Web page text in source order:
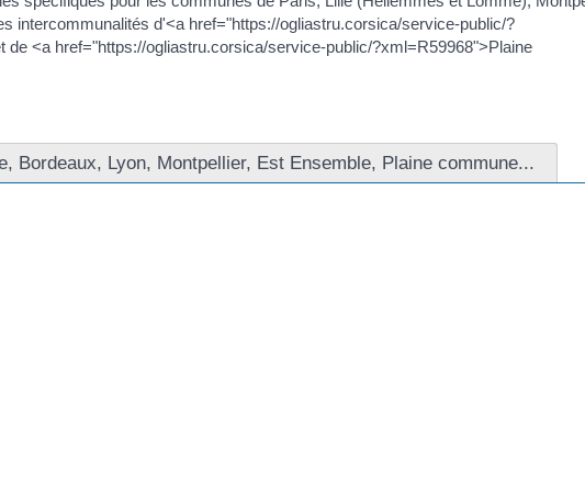
intercommunalités d'<a href="https://ogliastru.corsica/service-public/?
<a href="https://ogliastru.corsica/service-public/?xml=R59968">Plaine
Bordeaux, Lyon, Montpellier, Est Ensemble, Plaine commune...